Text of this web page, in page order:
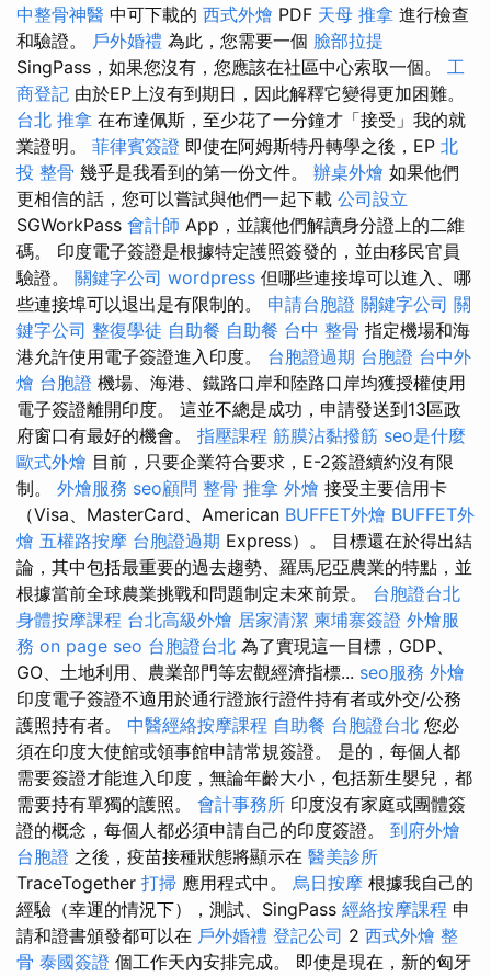
中整骨神醫 中可下載的 西式外燴 PDF 天母 推拿 進行檢查
和驗證。 戶外婚禮 為此，您需要一個 臉部拉提
SingPass，如果您沒有，您應該在社區中心索取一個。 工
商登記 由於EP上沒有到期日，因此解釋它變得更加困難。
台北 推拿 在布達佩斯，至少花了一分鐘才「接受」我的就
業證明。 菲律賓簽證 即使在阿姆斯特丹轉學之後，EP 北
投 整骨 幾乎是我看到的第一份文件。 辦桌外燴 如果他們
更相信的話，您可以嘗試與他們一起下載 公司設立
SGWorkPass 會計師 App，並讓他們解讀身分證上的二維
碼。 印度電子簽證是根據特定護照簽發的，並由移民官員
驗證。 關鍵字公司 wordpress 但哪些連接埠可以進入、哪
些連接埠可以退出是有限制的。 申請台胞證 關鍵字公司 關
鍵字公司 整復學徒 自助餐 自助餐 台中 整骨 指定機場和海
港允許使用電子簽證進入印度。 台胞證過期 台胞證 台中外
燴 台胞證 機場、海港、鐵路口岸和陸路口岸均獲授權使用
電子簽證離開印度。 這並不總是成功，申請發送到13區政
府窗口有最好的機會。 指壓課程 筋膜沾黏撥筋 seo是什麼
歐式外燴 目前，只要企業符合要求，E-2簽證續約沒有限
制。 外燴服務 seo顧問 整骨 推拿 外燴 接受主要信用卡
（Visa、MasterCard、American BUFFET外燴 BUFFET外
燴 五權路按摩 台胞證過期 Express）。 目標還在於得出結
論，其中包括最重要的過去趨勢、羅馬尼亞農業的特點，並
根據當前全球農業挑戰和問題制定未來前景。 台胞證台北
身體按摩課程 台北高級外燴 居家清潔 柬埔寨簽證 外燴服
務 on page seo 台胞證台北 為了實現這一目標，GDP、
GO、土地利用、農業部門等宏觀經濟指標... seo服務 外燴
印度電子簽證不適用於通行證旅行證件持有者或外交/公務
護照持有者。 中醫經絡按摩課程 自助餐 台胞證台北 您必
須在印度大使館或領事館申請常規簽證。 是的，每個人都
需要簽證才能進入印度，無論年齡大小，包括新生嬰兒，都
需要持有單獨的護照。 會計事務所 印度沒有家庭或團體簽
證的概念，每個人都必須申請自己的印度簽證。 到府外燴
台胞證 之後，疫苗接種狀態將顯示在 醫美診所
TraceTogether 打掃 應用程式中。 烏日按摩 根據我自己的
經驗（幸運的情況下），測試、SingPass 經絡按摩課程 申
請和證書頒發都可以在 戶外婚禮 登記公司 2 西式外燴 整
骨 泰國簽證 個工作天內安排完成。 即使是現在，新的匈牙